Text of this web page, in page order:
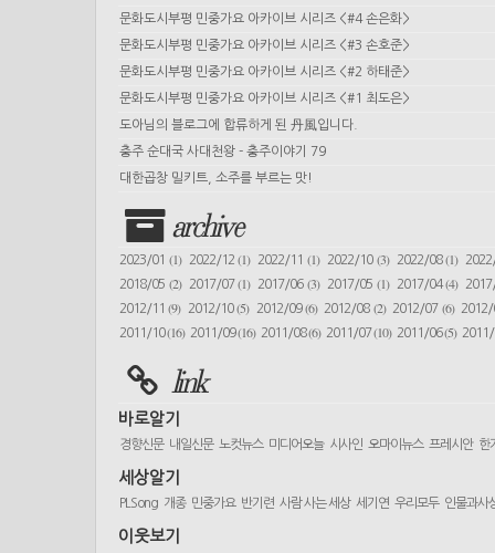
문화도시부평 민중가요 아카이브 시리즈 <#4 손은화>
문화도시부평 민중가요 아카이브 시리즈 <#3 손호준>
문화도시부평 민중가요 아카이브 시리즈 <#2 하태준>
문화도시부평 민중가요 아카이브 시리즈 <#1 최도은>
도아님의 블로그에 합류하게 된 丹風입니다.
충주 순대국 사대천왕 - 충주이야기 79
대한곱창 밀키트, 소주를 부르는 맛!
archive
2023/01 (1) 2022/12(1) 2022/11(1) 2022/10 (3) 2022/08(1)
2018/05 (2) 2017/07(1) 2017/06(3) 2017/05 (1) 2017/04(4)
2012/11(9) 2012/10(5) 2012/09(6) 2012/08 (2) 2012/07 (6)
2011/10(16) 2011/09(16) 2011/08(6) 2011/07(10) 2011/06(5)
link
바로알기
경향신문 내일신문 노컷뉴스 미디어오늘 시사인 오마이뉴스 프레시안 한
세상알기
PLSong 개종 민중가요 반기련 사람 사는 세상 세기연 우리모두 인물과사
이웃보기